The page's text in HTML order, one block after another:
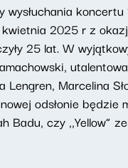
wysłuchania
kwietnia 2025 r z
25 lat. W
Lengren, Marcelina
odsłonie będzie
Badu, czy ,,Yellow”